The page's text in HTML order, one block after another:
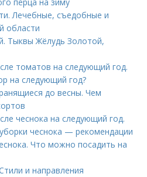
перца на зиму
Лечебные, съедобные и
области
Тыквы Жёлудь Золотой,
томатов на следующий год.
на следующий год?
до весны. Чем
чеснока на следующий год.
чеснока — рекомендации
Что можно посадить на
и направления